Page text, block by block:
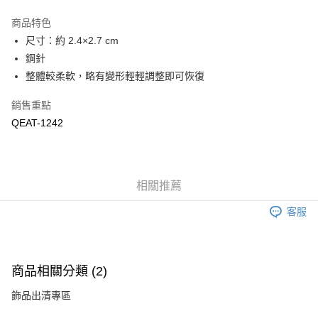
悠遊付
Google Pay
付款後7-11取貨
商品特色
尺寸：約 2.4×2.7 cm
鋼針
整體較柔軟，略有變形輕輕調整即可恢復
銷售重點
QEAT-1242
相關推薦
客服
商品相關分類 (2)
飾品出清專區